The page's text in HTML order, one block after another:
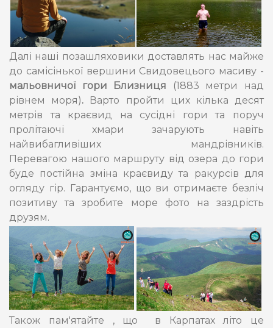
Далі наші позашляховики доставлять нас майже
до самісінької вершини Свидовецього масиву -
мальовничої гори Близниця
(1883 метри над
рівнем моря).
Варто пройти цих кілька десят
метрів та краєвид на сусідні гори та поруч
пролітаючі хмари зачарують навіть
найвибагливіших мандрівників.
Перевагою нашого маршруту від озера до гори
буде постійна зміна краєвиду та ракурсів для
огляду гір. Гарантуємо, що ви отримаєте безліч
позитиву та зробите море фото на заздрість
друзям.
Також пам'ятайте , що в Карпатах літо це